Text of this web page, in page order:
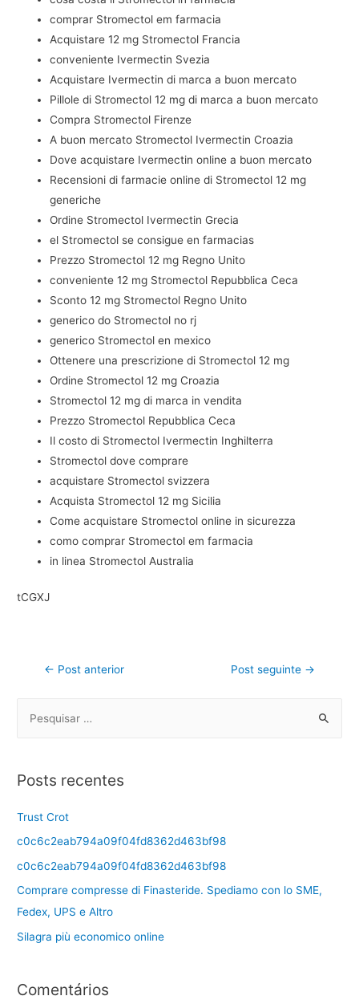
comprar Stromectol em farmacia
Acquistare 12 mg Stromectol Francia
conveniente Ivermectin Svezia
Acquistare Ivermectin di marca a buon mercato
Pillole di Stromectol 12 mg di marca a buon mercato
Compra Stromectol Firenze
A buon mercato Stromectol Ivermectin Croazia
Dove acquistare Ivermectin online a buon mercato
Recensioni di farmacie online di Stromectol 12 mg
generiche
Ordine Stromectol Ivermectin Grecia
el Stromectol se consigue en farmacias
Prezzo Stromectol 12 mg Regno Unito
conveniente 12 mg Stromectol Repubblica Ceca
Sconto 12 mg Stromectol Regno Unito
generico do Stromectol no rj
generico Stromectol en mexico
Ottenere una prescrizione di Stromectol 12 mg
Ordine Stromectol 12 mg Croazia
Stromectol 12 mg di marca in vendita
Prezzo Stromectol Repubblica Ceca
Il costo di Stromectol Ivermectin Inghilterra
Stromectol dove comprare
acquistare Stromectol svizzera
Acquista Stromectol 12 mg Sicilia
Come acquistare Stromectol online in sicurezza
como comprar Stromectol em farmacia
in linea Stromectol Australia
tCGXJ
← Post anterior Post seguinte →
Posts recentes
Trust Crot
c0c6c2eab794a09f04fd8362d463bf98
c0c6c2eab794a09f04fd8362d463bf98
Comprare compresse di Finasteride. Spediamo con lo SME,
Fedex, UPS e Altro
Silagra più economico online
Comentários